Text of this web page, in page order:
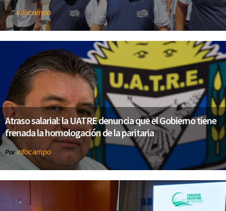
Porinfocampo
Atraso salarial: la UATRE denuncia que el Gobierno tiene
frenada la homologación de la paritaria
Por infocampo